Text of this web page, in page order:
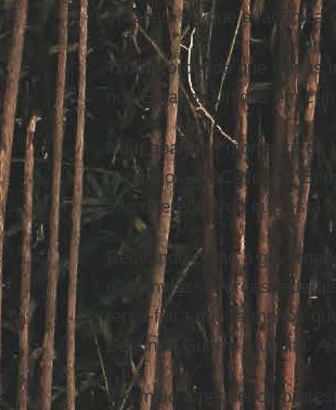
irrealista de que a lacônica
Trump ordenou que tropas
nos Estados Unidos em
Num aparente momento
domingo à NBC News:
são diferentes do que está
Relatando como a
não enviasse forças
terça-feira que "a menos
Segunda Guerra Mundial. A
Em meio a pequenos